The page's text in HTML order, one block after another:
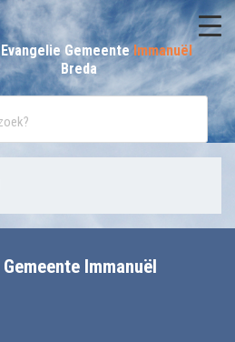
GemeenteImmanuël
Breda
Immanuël